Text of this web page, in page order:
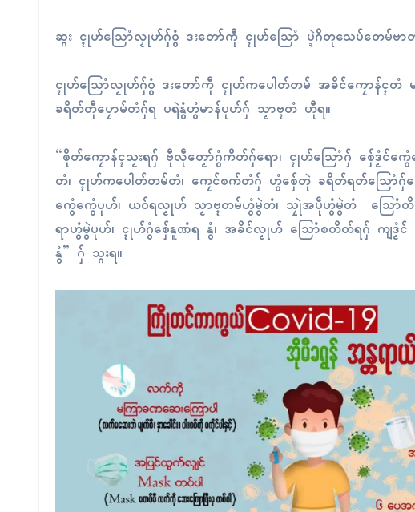
ဆ္ဂး ၚုဟ်သြောံလၟုဟ်ဂှ်ဝွံ ဒးတော်ကဵု ၚုဟ်သြောံ ပ္ဍဲဂိတုသေပ်တေ
ၚုဟ်သြောံလၟုဟ်ဂှ်ဝွံ ဒးတော်ကဵု ၚုဟ်ကပေါတ်တမ် အခိၚ်ကၠောန်ၚ
ခရိတ်တဵုပၠောမ်တံဂှ်ရ ပရဲနွံဟွံမာန်ပုဟ်ဂှ် သၟာဗ္ၚတံ ဟီုရ။
“ၜိုတ်ကၠောန်ၚသၟးရဂှ် ဗီုလဵုတၟော်ဂွံကိတ်ဂှ်ရော၊ ၚုဟ်သြောံဂှ် စှ်ေဒၟံ
တံ၊ ၚုဟ်ကပေါတ်တမ်တံ၊ ကၠေၚ်စက်တံဂှ် ဟွံစှ်ေတုဲ ခရိတ်ရတ်သြောံ
ကွေံကွေံပုဟ်၊ ယဝ်ရလၟုဟ် သၟာဗ္ၚတမ်ဟွံမွဲတံ၊ သၠုဲအပဵုဟွံမွဲတံ သြောံတိတ်
ရာဟွံမွဲပုဟ်၊ ၚုဟ်ဂွံစှ်ေနူဏံရ နွံ၊ အခိၚ်လၟုဟ် သြောံစတိတ်ရဂှ် က
နွံ” ဂှ် သ္ဂးရ။